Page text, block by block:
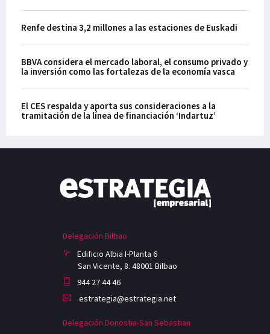
Renfe destina 3,2 millones a las estaciones de Euskadi
BBVA considera el mercado laboral, el consumo privado y
la inversión como las fortalezas de la economía vasca
El CES respalda y aporta sus consideraciones a la
tramitación de la línea de financiación ‘Indartuz’
Delegación Bilbao
Edificio Albia I-Planta 6
San Vicente, 8. 48001 Bilbao
944 27 44 46
estrategia@estrategia.net
Delegación Donostia-San Sebastian